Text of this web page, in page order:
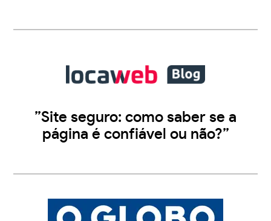
”Site seguro: como saber se a
página é confiável ou não?”